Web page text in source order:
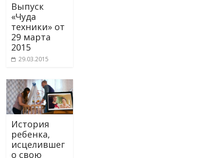
Выпуск
«Чуда
техники» от
29 марта
2015
29.03.2015
История
ребенка,
исцелившег
о свою